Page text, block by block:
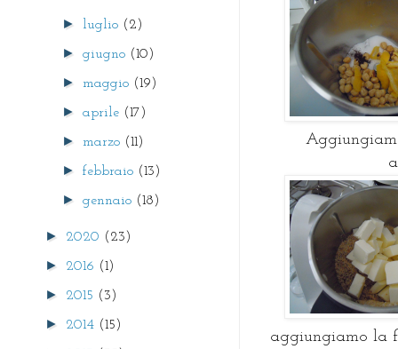
aggiungiamo la
► luglio (2)
►giugno (10)
► maggio (19)
►aprile (17)
► marzo (11)
►febbraio (13)
►gennaio (18)
► 2020 (23)
► 2016 (1)
► 2015 (3)
► 2014 (15)